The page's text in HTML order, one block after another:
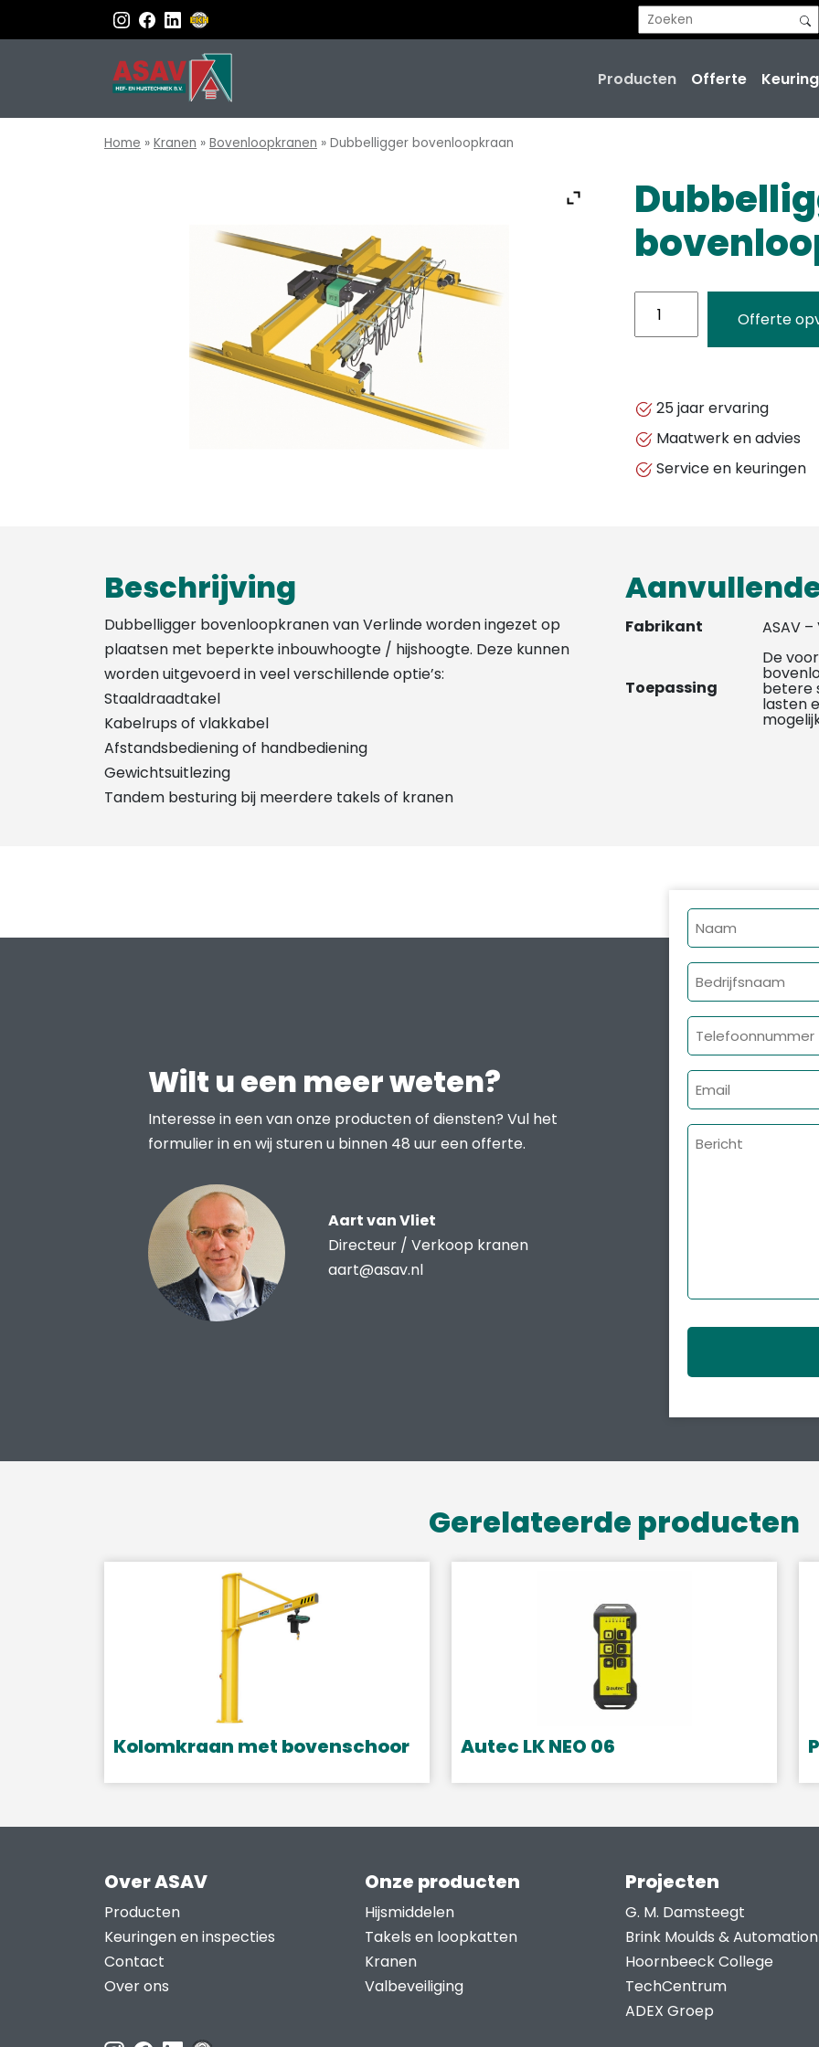
Producten Offerte
Home » Kranen » Bovenloopkranen » Dubbelligger bovenloopkraan
bovenloopkraanOfferte
25 jaar ervaring
Maatwerk en advies
Service en keuringen
Beschrijving
Dubbelligger bovenloopkranen van Verlinde worden ingezet op
plaatsen met beperkte inbouwhoogte / hijshoogte. Deze kunnen
worden uitgevoerd in veel verschillende optie’s:
Staaldraadtakel
Kabelrups of vlakkabel
Afstandsbediening of handbediening
Gewichtsuitlezing
Tandem besturing bij meerdere takels of kranen
Fabrikant ASAV –
Toepassing
De
betere
lasten
Wilt u een meer weten?
Interesse in een van onze producten of diensten? Vul het
formulier in en wij sturen u binnen 48 uur een offerte.
Aart van Vliet
Directeur / Verkoop kranen
aart@asav.nl
Naam
Bedrijfsnaam
E-
mailadres
Bericht
Gerelateerde producten
Kolomkraan met bovenschoor Autec LK NEO 06
Over ASAV
Producten
Keuringen en inspecties
Contact
Over ons
Onze producten
Hijsmiddelen
Takels en loopkatten
Kranen
Valbeveiliging
Projecten
G. M. Damsteegt
Brink Moulds & Automation
Hoornbeeck College
TechCentrum
ADEX Groep